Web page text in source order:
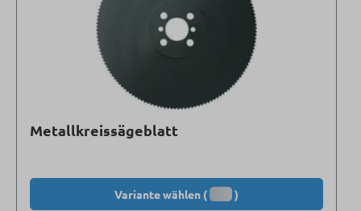
Metallkreissägeblatt
Variante wählen ( )